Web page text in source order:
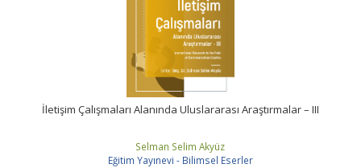
İletişim Çalışmaları Alanında Uluslararası Araştırmalar – III
Selman Selim Akyüz
Eğitim Yayınevi - Bilimsel Eserler